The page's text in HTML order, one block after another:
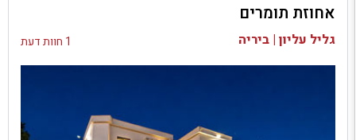
בדיקת זמינות ומחירים
אחוזת תומרים
גליל עליון | ביריה 1 חוות דעת